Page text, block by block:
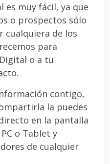
muy fácil, ya que
o prospectos sólo
cualquiera de los
para
o a tu
contigo,
la puedes
en la pantalla
o Tablet y
de cualquier